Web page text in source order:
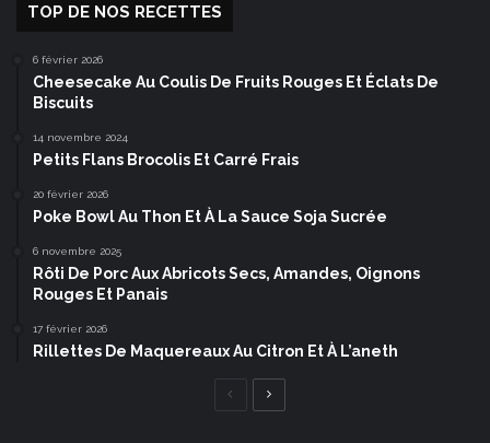
TOP DE NOS RECETTES
6 février 2026
Cheesecake Au Coulis De Fruits Rouges Et Éclats De
Biscuits
14 novembre 2024
Petits Flans Brocolis Et Carré Frais
20 février 2026
Poke Bowl Au Thon Et À La Sauce Soja Sucrée
6 novembre 2025
Rôti De Porc Aux Abricots Secs, Amandes, Oignons
Rouges Et Panais
17 février 2026
Rillettes De Maquereaux Au Citron Et À L’aneth
Page